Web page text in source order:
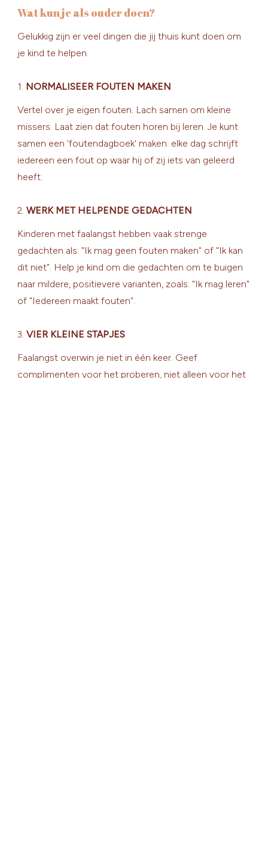
Wat kun je als ouder doen?
Gelukkig zijn er veel dingen die jij thuis kunt doen om
je kind te helpen.
1. NORMALISEER FOUTEN MAKEN
Vertel over je eigen fouten. Lach samen om kleine
missers. Laat zien dat fouten horen bij leren. Je kunt
samen een 'foutendagboek' maken: elke dag schrijft
iedereen een fout op waar hij of zij iets van geleerd
heeft.
2. WERK MET HELPENDE GEDACHTEN
Kinderen met faalangst hebben vaak strenge
gedachten als: "Ik mag geen fouten maken" of "Ik kan
dit niet". Help je kind om die gedachten om te buigen
naar mildere, positievere varianten, zoals: "Ik mag leren"
of "Iedereen maakt fouten".
3. VIER KLEINE STAPJES
Faalangst overwin je niet in één keer. Geef
complimenten voor het proberen, niet alleen voor het